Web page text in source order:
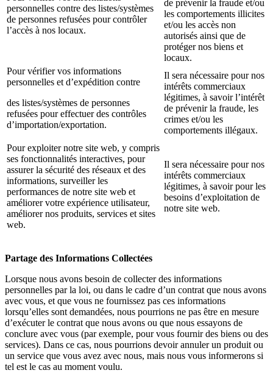
personnelles contre des listes/systèmes
de personnes refusées pour contrôler
l’accès à nos locaux.
de prévenir la fraude et/ou
les comportements illicites
et/ou les accès non
autorisés ainsi que de
protéger nos biens et
locaux.
Pour vérifier vos informations
personnelles et d’expédition contre
des listes/systèmes de personnes
refusées pour effectuer des contrôles
d’importation/exportation.
Il sera nécessaire pour nos
intérêts commerciaux
légitimes, à savoir l’intérêt
de prévenir la fraude, les
crimes et/ou les
comportements illégaux.
Pour exploiter notre site web, y compris
ses fonctionnalités interactives, pour
assurer la sécurité des réseaux et des
informations, surveiller les
performances de notre site web et
améliorer votre expérience utilisateur,
améliorer nos produits, services et sites
web.
Il sera nécessaire pour nos
intérêts commerciaux
légitimes, à savoir pour les
besoins d’exploitation de
notre site web.
Partage des Informations Collectées
Lorsque nous avons besoin de collecter des informations
personnelles par la loi, ou dans le cadre d’un contrat que nous avons
avec vous, et que vous ne fournissez pas ces informations
lorsqu’elles sont demandées, nous pourrions ne pas être en mesure
d’exécuter le contrat que nous avons ou que nous essayons de
conclure avec vous (par exemple, pour vous fournir des biens ou des
services). Dans ce cas, nous pourrions devoir annuler un produit ou
un service que vous avez avec nous, mais nous vous informerons si
tel est le cas au moment voulu.